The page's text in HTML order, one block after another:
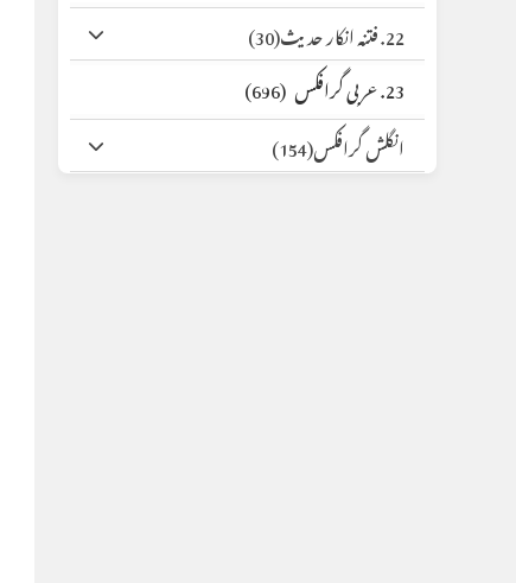
22. فتنہ انکار حدیث
(30)
23. عربی گرافکس
(696)
انگلش گرافکس(154)